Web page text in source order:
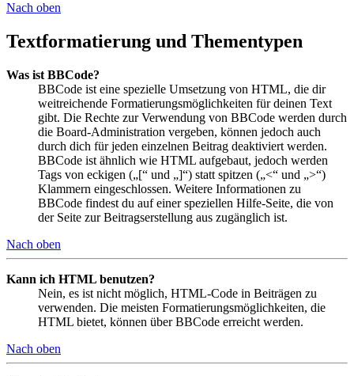
Nach oben
Textformatierung und Thementypen
Was ist BBCode?
BBCode ist eine spezielle Umsetzung von HTML, die dir
weitreichende Formatierungsmöglichkeiten für deinen Text
gibt. Die Rechte zur Verwendung von BBCode werden durch
die Board-Administration vergeben, können jedoch auch
durch dich für jeden einzelnen Beitrag deaktiviert werden.
BBCode ist ähnlich wie HTML aufgebaut, jedoch werden
Tags von eckigen („[“ und „]“) statt spitzen („<“ und „>“)
Klammern eingeschlossen. Weitere Informationen zu
BBCode findest du auf einer speziellen Hilfe-Seite, die von
der Seite zur Beitragserstellung aus zugänglich ist.
Nach oben
Kann ich HTML benutzen?
Nein, es ist nicht möglich, HTML-Code in Beiträgen zu
verwenden. Die meisten Formatierungsmöglichkeiten, die
HTML bietet, können über BBCode erreicht werden.
Nach oben